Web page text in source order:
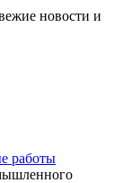
новости и
работы